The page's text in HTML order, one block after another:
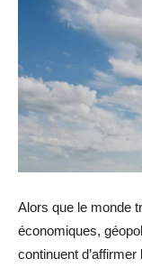
Alors que le monde
économiques,
continuent